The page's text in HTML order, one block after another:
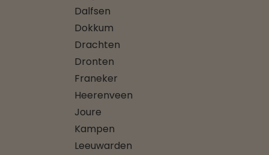
Dalfsen
Dokkum
Drachten
Dronten
Franeker
Heerenveen
Joure
Kampen
Leeuwarden